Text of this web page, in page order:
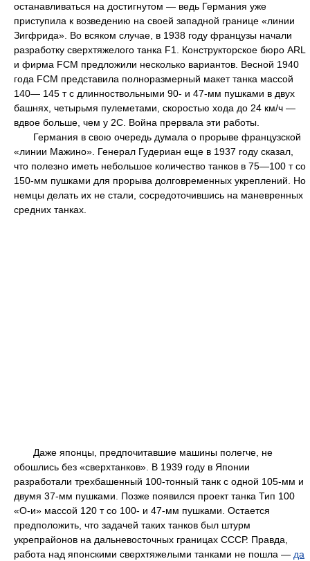
останавливаться на достигнутом — ведь Германия уже
приступила к возведению на своей западной границе «линии
Зигфрида». Во всяком случае, в 1938 году французы начали
разработку сверхтяжелого танка F1. Конструкторское бюро ARL
и фирма FCM предложили несколько вариантов. Весной 1940
года FCM представила полноразмерный макет танка массой
140— 145 т с длинноствольными 90- и 47-мм пушками в двух
башнях, четырьмя пулеметами, скоростью хода до 24 км/ч —
вдвое больше, чем у 2С. Война прервала эти работы.
Германия в свою очередь думала о прорыве французской
«линии Мажино». Генерал Гудериан еще в 1937 году сказал,
что полезно иметь небольшое количество танков в 75—100 т со
150-мм пушками для прорыва долговременных укреплений. Но
немцы делать их не стали, сосредоточившись на маневренных
средних танках.
Даже японцы, предпочитавшие машины полегче, не
обошлись без «сверхтанков». В 1939 году в Японии
разработали трехбашенный 100-тонный танк с одной 105-мм и
двумя 37-мм пушками. Позже появился проект танка Тип 100
«О-и» массой 120 т со 100- и 47-мм пушками. Остается
предположить, что задачей таких танков был штурм
укрепрайонов на дальневосточных границах СССР. Правда,
работа над японскими сверхтяжелыми танками не пошла — да